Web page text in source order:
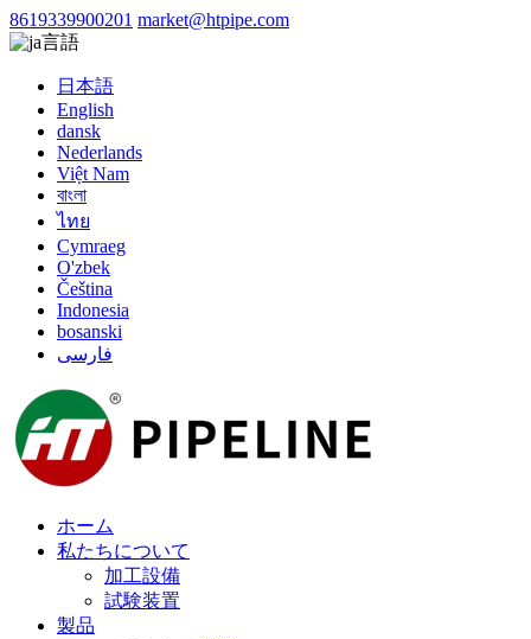
8619339900201 market@htpipe.com
言語
日本語
English
dansk
Nederlands
Việt Nam
বাংলা
ไทย
Cymraeg
O'zbek
Čeština
Indonesia
bosanski
فارسی
ホーム
私たちについて
加工設備
試験装置
製品